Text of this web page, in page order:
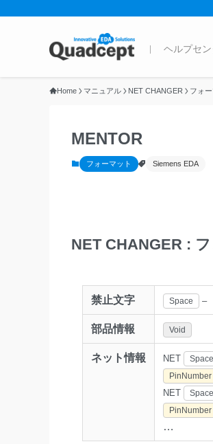
Home マニュアル NET CHANGER フォ
MENTOR
フォーマット Siemens EDA
NET CHANGER :
禁止文字 Space –
部品情報 Void
ネット情報 NET Space
PinNumber
NET Space
PinNumber
…